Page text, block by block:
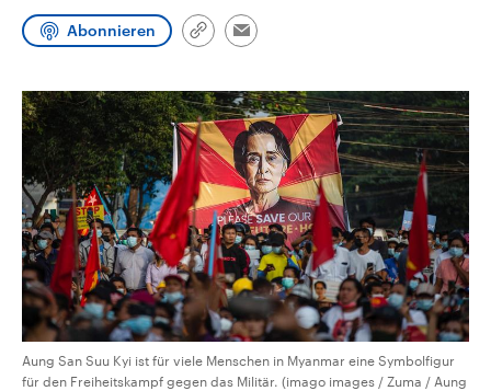
und Hintergründe zu den Parteien
und Kandidaten der anstehenden
Sendungen Programm
Abonnieren
Link
Email
Aung San Suu Kyi ist für viele Menschen in Myanmar eine Symbolfigur
für den Freiheitskampf gegen das Militär. (imago images / Zuma / Aung